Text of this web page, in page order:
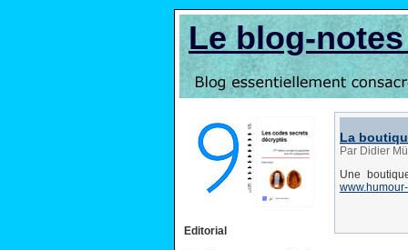
Le blog-
Editorial
La
Par Didier
Une